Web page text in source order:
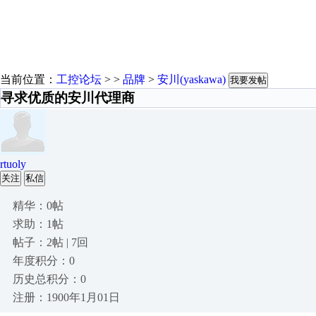
当前位置： 工控论坛 > > 品牌 > 安川(yaskawa) 我要发帖
寻求优质的安川代理商
rtuoly
关注 私信
精华：0帖
求助：1帖
帖子：2帖 | 7回
年度积分：0
历史总积分：0
注册：1900年1月01日